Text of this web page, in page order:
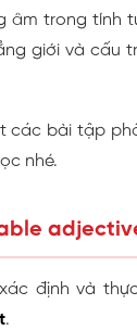
âm trong tính
giới và cấu
các bài tập
nhé.
định và
.